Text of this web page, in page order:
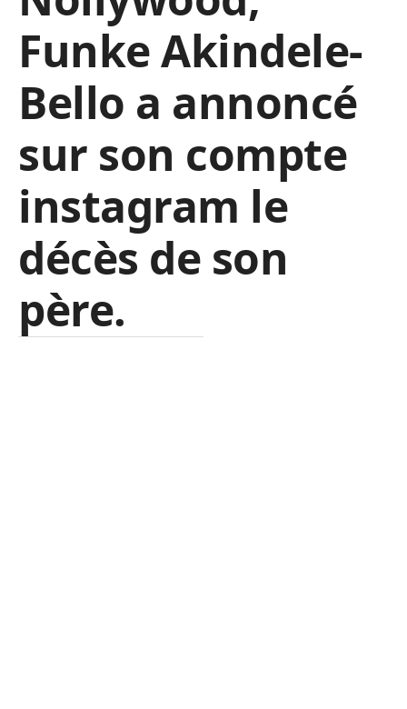
Funke Akindele-
Bello a annoncé
sur son compte
instagram le
décès de son
père.